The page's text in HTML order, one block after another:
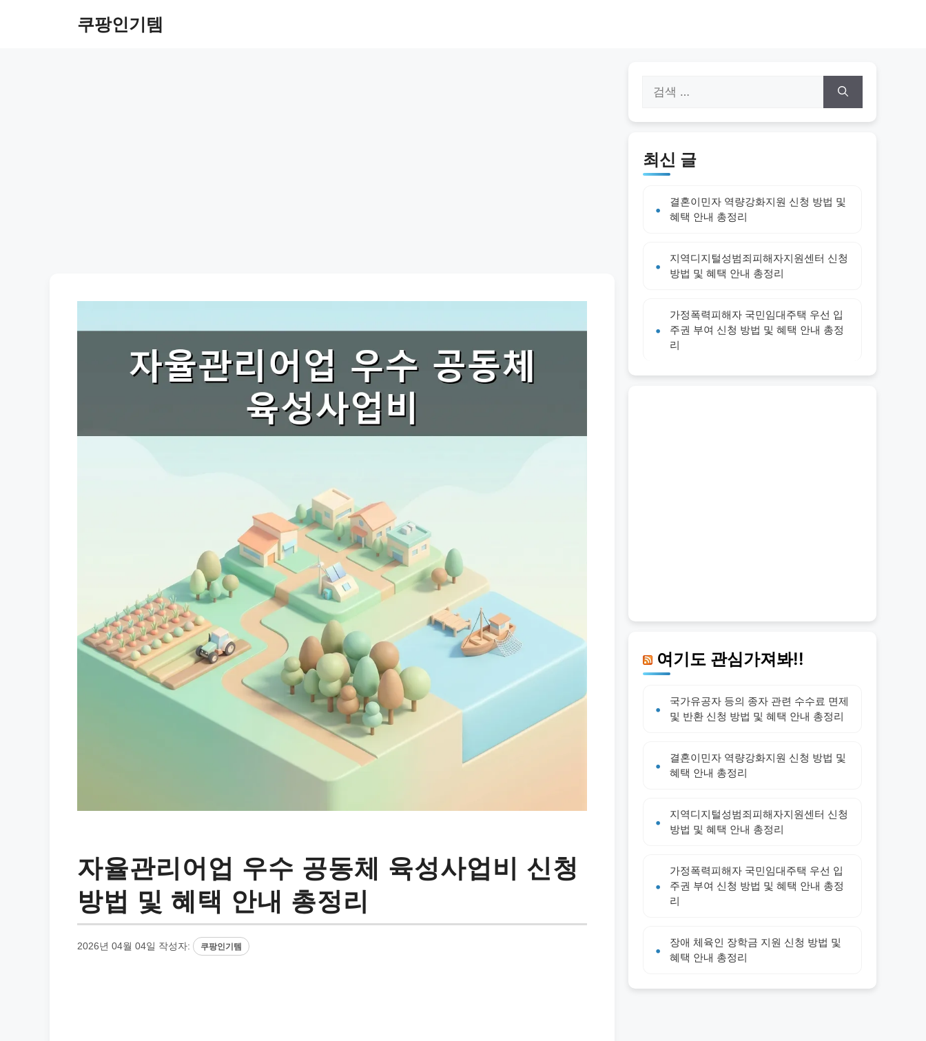
쿠팡인기템
자율관리어업 우수 공동체 육성사업비 신청
방법 및 혜택 안내 총정리
2026년 04월 04일 작성자: 쿠팡인기템
색:
최신 글
결혼이민자 역량강화지원 신청 방법 및
혜택 안내 총정리
지역디지털성범죄피해자지원센터 신청
방법 및 혜택 안내 총정리
가정폭력피해자 국민임대주택 우선 입
주권 부여 신청 방법 및 혜택 안내 총정
리
여기도 관심가져봐!!
국가유공자 등의 종자 관련 수수료 면제
및 반환 신청 방법 및 혜택 안내 총정리
결혼이민자 역량강화지원 신청 방법 및
혜택 안내 총정리
지역디지털성범죄피해자지원센터 신청
방법 및 혜택 안내 총정리
가정폭력피해자 국민임대주택 우선 입
주권 부여 신청 방법 및 혜택 안내 총정
리
장애 체육인 장학금 지원 신청 방법 및
혜택 안내 총정리